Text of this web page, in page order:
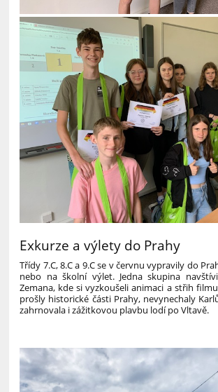
Exkurze a výlety do Prahy
Třídy 7.C, 8.C a 9.C se v červnu vypravily do
nebo na školní výlet. Jedna skupina
Zemana, kde si vyzkoušeli animaci a střih
prošly historické části Prahy, nevynechaly
zahrnovala i zážitkovou plavbu lodí po Vltavě.